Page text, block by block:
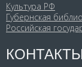
Культура РФ
Губернская
Российская